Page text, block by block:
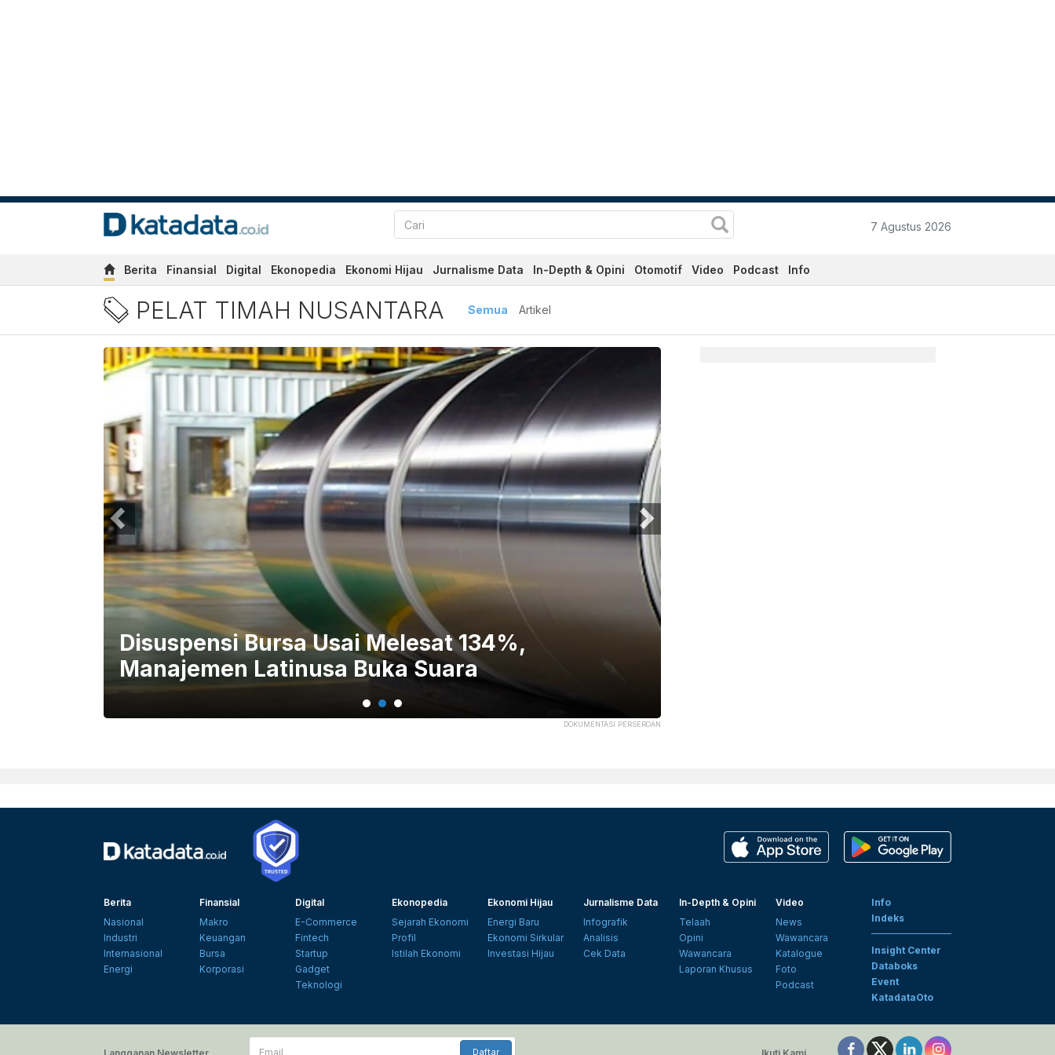
7 Agustus 2026
Berita Finansial Digital Ekonopedia Ekonomi Hijau Jurnalisme Data In-Depth & Opini Otomotif Video Podcast Info
Pelat Timah Nusantara
PELAT TIMAH NUSANTARA Semua Artikel
DOKUMENTASI PERSEROAN
Disuspensi Bursa Usai Melesat 134%,
Manajemen Latinusa Buka Suara
Berita
Nasional
Industri
Internasional
Energi
Finansial
Makro
Keuangan
Bursa
Korporasi
Digital
E-Commerce
Fintech
Startup
Gadget
Teknologi
Ekonopedia
Sejarah Ekonomi
Profil
Istilah Ekonomi
Ekonomi Hijau
Energi Baru
Ekonomi Sirkular
Investasi Hijau
Jurnalisme Data
Infografik
Analisis
Cek Data
In-Depth & Opini
Telaah
Opini
Wawancara
Laporan Khusus
Video
News
Wawancara
Katalogue
Foto
Podcast
Info
Indeks
Insight Center
Databoks
Event
KatadataOto
Email
Daftar